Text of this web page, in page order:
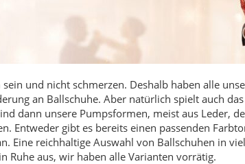
und nicht schmerzen. Deshalb haben alle
an Ballschuhe. Aber natürlich spielt auch
dann unsere Pumpsformen, meist aus Leder,
Entweder gibt es bereits einen passenden
Eine reichhaltige Auswahl von Ballschuhen in
Ruhe aus, wir haben alle Varianten vorrätig.